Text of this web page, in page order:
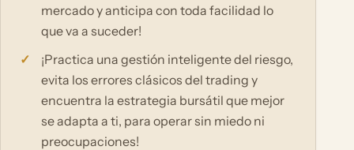
mercado y anticipa con toda facilidad lo
que va a suceder!
¡Practica una gestión inteligente del riesgo,
evita los errores clásicos del trading y
encuentra la estrategia bursátil que mejor
se adapta a ti, para operar sin miedo ni
preocupaciones!